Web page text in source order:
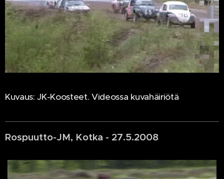
Kuvaus: JK-Koosteet. Videossa kuvahäiriötä
Rospuutto-JM, Kotka - 27.5.2008